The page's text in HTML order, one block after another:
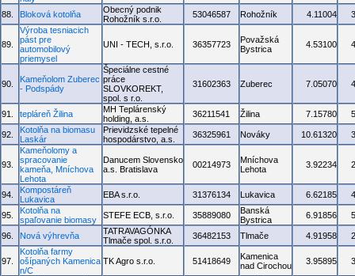
88.
Bloková kotolňa
Obecný podnik
Rohožník s.r.o.
53046587 Rohožník 4.11004
89.
Výroba tesniacich
pást pre
automobilový
priemysel
UNI - TECH, s.r.o. 36357723
Považská
Bystrica
4.53100
90.
Kameňolom Zuberec
- Podspády
Špeciálne cestné
práce
SLOVKOREKT,
spol. s r.o.
31602363 Zuberec 7.05070
91. tepláreň Žilina
MH Teplárenský
holding, a.s.
36211541 Žilina 7.15780
92.
Kotolňa na biomasu
Laskár
Prievidzské tepelné
hospodárstvo, a.s.
36325961 Nováky 10.61320
93.
Kameňolomy a
spracovanie
kameňa, Mníchova
Lehota
Danucem Slovensko
a.s. Bratislava
00214973
Mníchova
Lehota
3.92234
94.
Kompostáreň
Lukavica
EBA s.r.o. 31376134 Lukavica 6.62185
95.
Kotolňa na
spaľovanie biomasy
STEFE ECB, s.r.o. 35889080
Banská
Bystrica
6.91856
96. Nová výhrevňa
TATRAVAGÓNKA
Tlmače spol. s.r.o.
36482153 Tlmače 4.91958
97.
Kotolňa farmy
ošípaných Kamenica
n/C
TK Agro s.r.o. 51418649
Kamenica
nad Cirochou
3.95895